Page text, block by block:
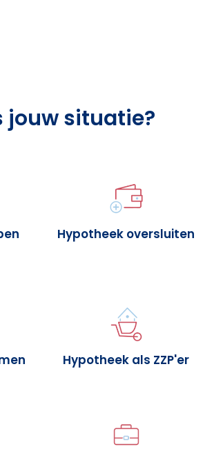
jouw situatie?
Hypotheek oversluiten
Hypotheek als ZZP'er